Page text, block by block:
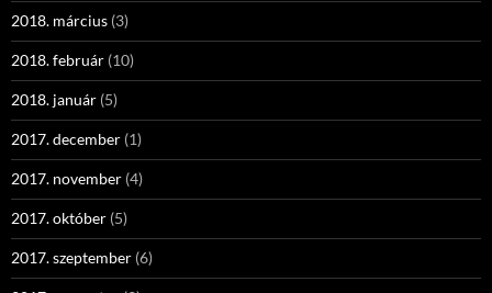
2018. március (3)
2018. február (10)
2018. január (5)
2017. december (1)
2017. november (4)
2017. október (5)
2017. szeptember (6)